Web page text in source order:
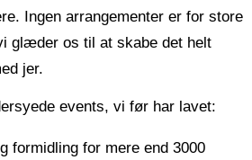
Ingen arrangementer er for store
glæder os til at skabe det helt
jer.
events, vi før har lavet:
formidling for mere end 3000